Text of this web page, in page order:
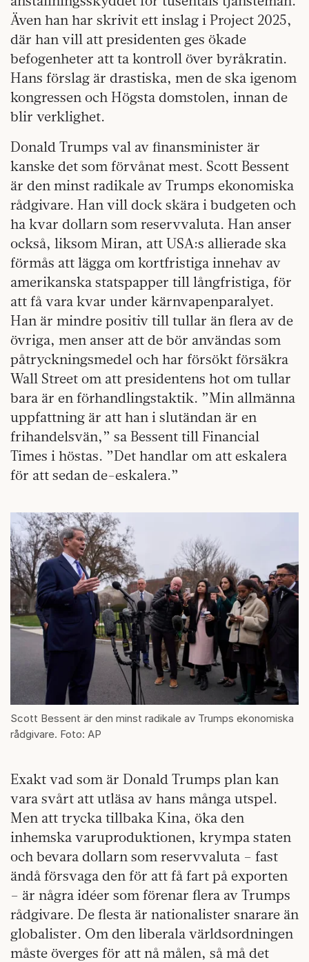
Även han har skrivit ett inslag i Project 2025,
där han vill att presidenten ges ökade
befogenheter att ta kontroll över byråkratin.
Hans förslag är drastiska, men de ska igenom
kongressen och Högsta domstolen, innan de
blir verklighet.
Donald Trumps val av finansminister är
kanske det som förvånat mest. Scott Bessent
är den minst radikale av Trumps ekonomiska
rådgivare. Han vill dock skära i budgeten och
ha kvar dollarn som reservvaluta. Han anser
också, liksom Miran, att USA:s allierade ska
förmås att lägga om kortfristiga innehav av
amerikanska statspapper till långfristiga, för
att få vara kvar under kärnvapenparalyet.
Han är mindre positiv till tullar än flera av de
övriga, men anser att de bör användas som
påtryckningsmedel och har försökt försäkra
Wall Street om att presidentens hot om tullar
bara är en förhandlingstaktik. ”Min allmänna
uppfattning är att han i slutändan är en
frihandelsvän,” sa Bessent till Financial
Times i höstas. ”Det handlar om att eskalera
för att sedan de-eskalera.”
Scott Bessent är den minst radikale av Trumps ekonomiska
rådgivare. Foto: AP
Exakt vad som är Donald Trumps plan kan
vara svårt att utläsa av hans många utspel.
Men att trycka tillbaka Kina, öka den
inhemska varuproduktionen, krympa staten
och bevara dollarn som reservvaluta – fast
ändå försvaga den för att få fart på exporten
– är några idéer som förenar flera av Trumps
rådgivare. De flesta är nationalister snarare än
globalister. Om den liberala världsordningen
måste överges för att nå målen, så må det